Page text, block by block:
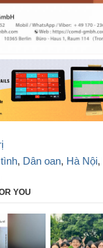
, Dân oan, Hà Nội,
YOU